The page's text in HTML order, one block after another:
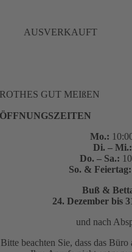
AUSVERKAUFT
ROTHES GUT MEIßEN
ÖFFNUNGSZEITEN
Mo.:
Di. – Mi.:
Do. – Sa.:
So. & Feiertag:
Buß &
24. Dezember bis
und nach
Bitte beachten Sie, dass das